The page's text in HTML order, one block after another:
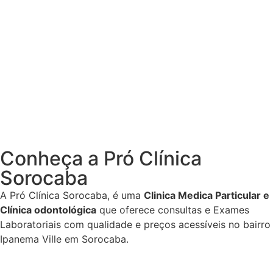
Conheça a Pró Clínica
Sorocaba
A Pró Clínica Sorocaba, é uma Clinica Medica Particular e
Clínica odontológica que oferece consultas e Exames
Laboratoriais com qualidade e preços acessíveis no bairro
Ipanema Ville em Sorocaba.